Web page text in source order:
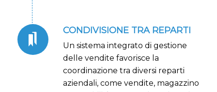
CONDIVISIONE TRA REPARTI
Un sistema integrato di gestione
delle vendite favorisce la
coordinazione tra diversi reparti
aziendali, come vendite, magazzino